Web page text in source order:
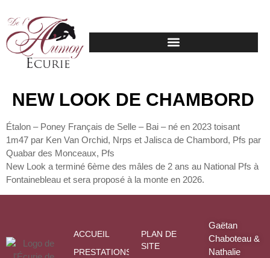
NEW LOOK DE CHAMBORD
Étalon – Poney Français de Selle – Bai – né en 2023 toisant
1m47 par Ken Van Orchid, Nrps et Jalisca de Chambord, Pfs par
Quabar des Monceaux, Pfs
New Look a terminé 6ème des mâles de 2 ans au National Pfs à
Fontainebleau et sera proposé à la monte en 2026.
ACCUEIL
PRESTATIONS
PLAN DE
SITE
Gaëtan
Chaboteau &
Nathalie